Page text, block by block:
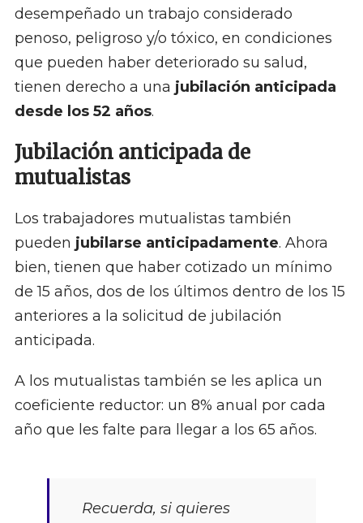
desempeñado un trabajo considerado
penoso, peligroso y/o tóxico, en condiciones
que pueden haber deteriorado su salud,
tienen derecho a una jubilación anticipada
desde los 52 años.
Jubilación anticipada de
mutualistas
Los trabajadores mutualistas también
pueden jubilarse anticipadamente. Ahora
bien, tienen que haber cotizado un mínimo
de 15 años, dos de los últimos dentro de los 15
anteriores a la solicitud de jubilación
anticipada.
A los mutualistas también se les aplica un
coeficiente reductor: un 8% anual por cada
año que les falte para llegar a los 65 años.
Recuerda, si quieres